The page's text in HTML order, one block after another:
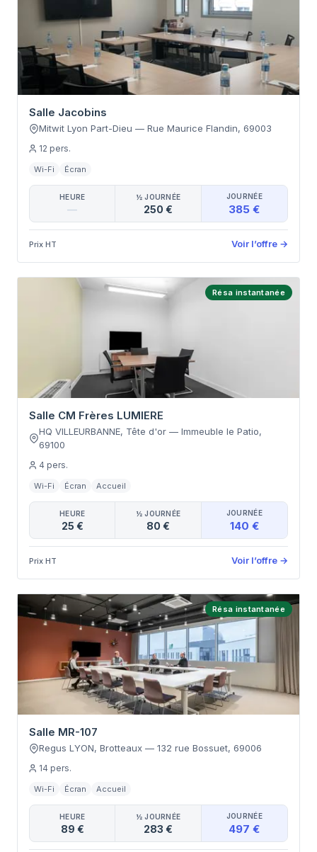
Salle Jacobins
Mitwit Lyon Part-Dieu — Rue Maurice Flandin, 69003
12 pers.
Wi-Fi Écran
HEURE
—
½ JOURNÉE
250 €
JOURNÉE
385 €
Prix HT Voir l’offre →
Résa instantanée
Salle CM Frères LUMIERE
HQ VILLEURBANNE, Tête d'or — Immeuble le Patio,
69100
4 pers.
Wi-Fi Écran Accueil
HEURE
25 €
½ JOURNÉE
80 €
JOURNÉE
140 €
Prix HT Voir l’offre →
Résa instantanée
Salle MR-107
Regus LYON, Brotteaux — 132 rue Bossuet, 69006
14 pers.
Wi-Fi Écran Accueil
HEURE
89 €
½ JOURNÉE
283 €
JOURNÉE
497 €